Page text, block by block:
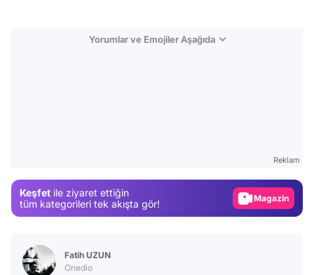
Yorumlar ve Emojiler Aşağıda
Reklam
Keşfet ile ziyaret ettiğin
tüm kategorileri tek akışta gör!
Magazin
Fatih UZUN
Onedio